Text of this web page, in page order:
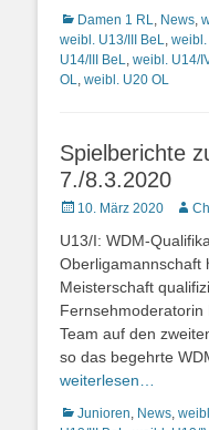
Kategorien
Damen 1 RL News
weibl. U13/III BeL
weibl.
U14/III BeL
weibl. U14/
OL
weibl. U20 OL
Spielberichte
7./8.3.2020
Posted10. März 2020 Autor
U13/I: WDM-
Oberligamannschaft
Meisterschaft
Fernsehmoderatorin
Team auf den
so das begehrte
weiterlesen…
Kategorien
Junioren News